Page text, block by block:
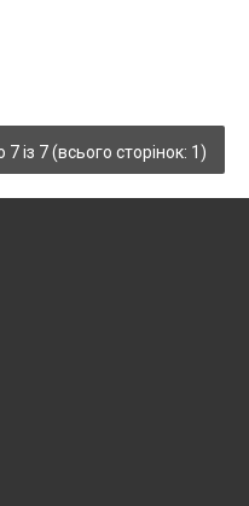
із 7 (всього сторінок: 1)